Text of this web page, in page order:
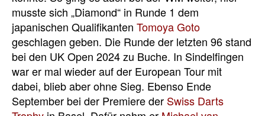
musste sich „Diamond“ in Runde 1 dem
japanischen Qualifikanten Tomoya Goto
geschlagen geben. Die Runde der letzten 96 stand
bei den UK Open 2024 zu Buche. In Sindelfingen
war er mal wieder auf der European Tour mit
dabei, blieb aber ohne Sieg. Ebenso Ende
September bei der Premiere der Swiss Darts